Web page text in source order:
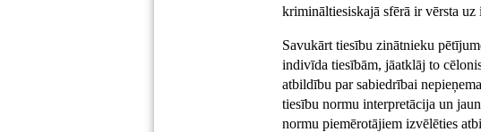
krimināltiesiskajā sfērā ir vērsta
Savukārt tiesību zinātnieku
indivīda tiesībām, jāatklāj to
atbildību par sabiedrībai
tiesību normu interpretācija un
normu piemērotājiem izvēlēties